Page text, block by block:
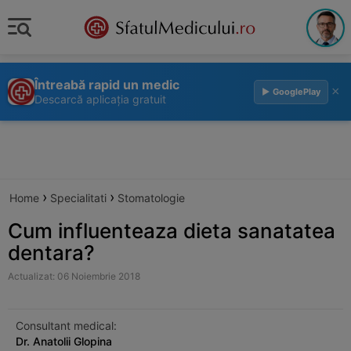
Întreabă rapid un medic
Descarcă aplicația gratuit
▶ GooglePlay ×
Home › Specialitati › Stomatologie
Cum influenteaza dieta sanatatea
dentara?
Actualizat: 06 Noiembrie 2018
Consultant medical:
Dr. Anatolii Glopina